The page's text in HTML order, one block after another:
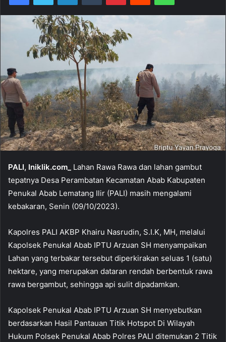
PALI, Iniklik.com_
Lahan Rawa Rawa dan lahan gambut
tepatnya Desa Perambatan Kecamatan Abab Kabupaten
Penukal Abab Lematang Ilir (PALI) masih mengalami
kebakaran, Senin (09/10/2023).
Kapolres PALI AKBP Khairu Nasrudin, S.I.K, MH, melalui
Kapolsek Penukal Abab IPTU Arzuan SH menyampaikan
Lahan yang terbakar tersebut diperkirakan seluas 1 (satu)
hektare, yang merupakan dataran rendah berbentuk rawa
rawa bergambut, sehingga api sulit dipadamkan.
Kapolsek Penukal Abab IPTU Arzuan SH menyebutkan
berdasarkan Hasil Pantauan Titik Hotspot Di Wilayah
Hukum Polsek Penukal Abab Polres PALI ditemukan 2 Titik